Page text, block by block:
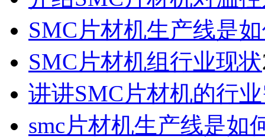
SMC片材机生产线是
SMC片材机组行业现状
讲讲SMC片材机的行
smc片材机生产线是如